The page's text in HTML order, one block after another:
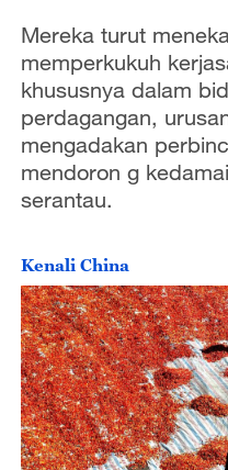
Mereka turut
memperkukuh
khususnya dalam
perdagangan,
mengadakan
mendoron g
serantau.
Kenali China